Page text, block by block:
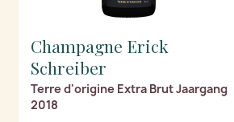
Champagne Erick
Schreiber
Terre d'origine Extra Brut Jaargang
2018